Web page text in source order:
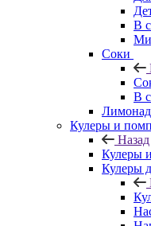
В
Соки
В
Кулеры и
Назад
Кулеры
Кулеры